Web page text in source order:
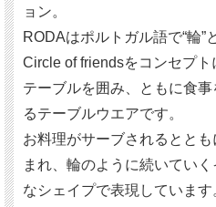
ョン。
RODAはポルトガル語で“輪”
Circle of friendsをコンセプ
テーブルを囲み、ともに食
るテーブルウエアです。
お料理がサーブされるとと
まれ、輪のように続いてい
なシェイプで表現しています